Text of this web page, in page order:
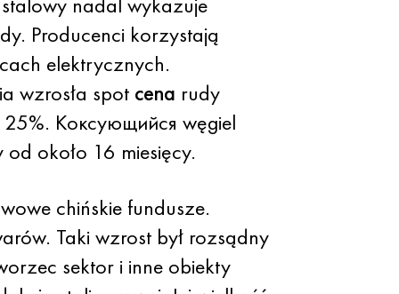
Producenci korzystają
elektrycznych.
wzrosła spot cena rudy
Коксующийся węgiel
około 16 miesięcy.
chińskie fundusze.
Taki wzrost był rozsądny
sektor i inne obiekty